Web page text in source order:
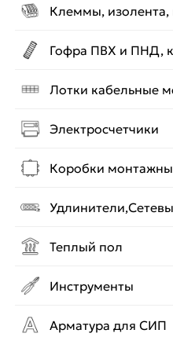
Клеммы, изолента,
Гофра ПВХ и ПНД,
Лотки кабельные
Электросчетчики
Коробки
Теплый пол
Инструменты
Арматура для СИП